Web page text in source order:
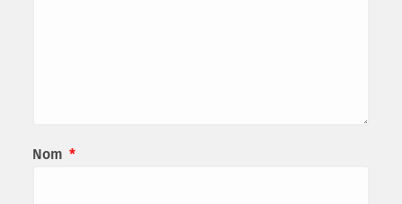
Nom *